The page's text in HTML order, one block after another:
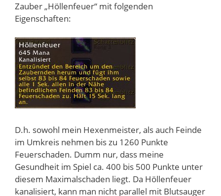
Zauber „Höllenfeuer“ mit folgenden
Eigenschaften:
D.h. sowohl mein Hexenmeister, als auch Feinde
im Umkreis nehmen bis zu 1260 Punkte
Feuerschaden. Dumm nur, dass meine
Gesundheit im Spiel ca. 400 bis 500 Punkte unter
diesem Maximalschaden liegt. Da Höllenfeuer
kanalisiert, kann man nicht parallel mit Blutsauger